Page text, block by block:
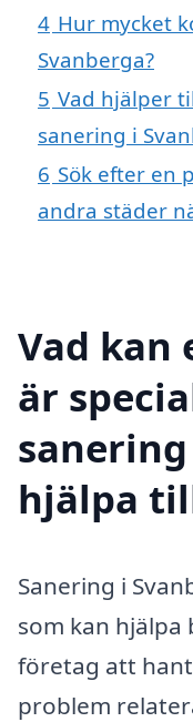
4 Hur mycket
Svanberga?
5 Vad hjälper
sanering i
6 Sök efter en
andra städer
Vad kan
är
hjälpa
Sanering i
som kan
företag att
problem